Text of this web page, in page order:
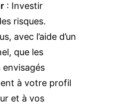
: Investir
risques.
avec l’aide d’un
que les
envisagés
à votre profil
et à vos